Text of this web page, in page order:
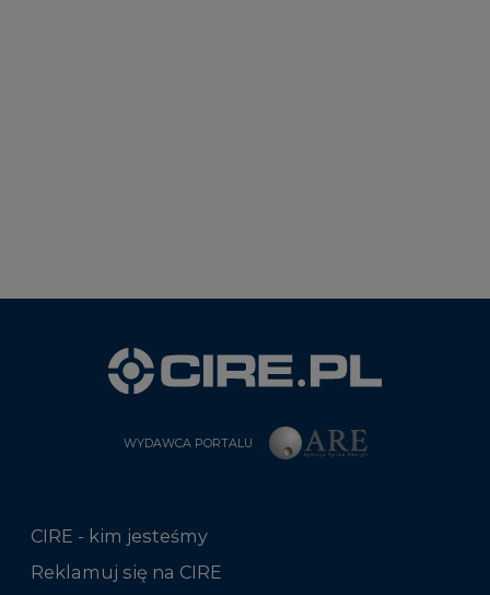
WYDAWCA PORTALU
CIRE - kim jesteśmy
Reklamuj się na CIRE